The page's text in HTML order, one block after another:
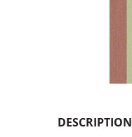
DESCRIPTION